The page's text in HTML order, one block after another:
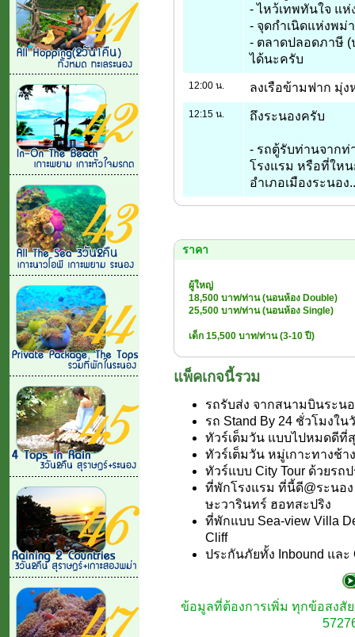
- ไหว้เทพทันใจ แห่
- จุดกำเนิดแห่งพม่
- ตลาดปลอดภาษี (
ได้นะครับ
12:00 น. ลงเรือข้ามฟาก มุ่
12:15 น. ถึงระนองครับ
- รถตู้รับท่านจากท่
โรงแรม หรือที่ให
อำเภอเมืองระนอง
ราคา
ผู้ใหญ่
18,500 บาท/ท่าน (นอนห้อง Double)
25,500 บาท/ท่าน (นอนห้อง Single)
เด็ก 15,500 บาท/ท่าน (3-10 ปี)
แพ็คเกจนี้รวม
รถรับส่ง จากสนามบินระน
รถ Stand By 24 ชั่วโมงใ
ทัวร์เต็มวัน แบบไปหมดดีที่
ทัวร์เต็มวัน หมู่เกาะทางช้า
ทัวร์แบบ City Tour ด้วยรถ
ที่พักโรงแรม ที่นี้ดี@ระนอ
ษะวารินทร์ ฮอทสะปริง
ที่พักแบบ Sea-view Villa
Cliff
ประกันภัยทั้ง Inbound และ
ข้อมูลที่ต้องการเพิ่ม ทุกข้อสงสั